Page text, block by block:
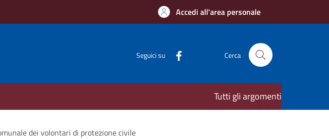
Accedi all'area personale
Seguici su Cerca
Tutti gli argomenti
dei volontari di protezione civile